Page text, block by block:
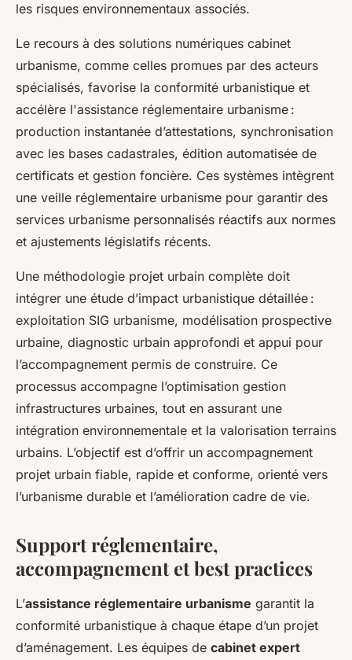
les risques environnementaux associés.
Le recours à des solutions numériques cabinet
urbanisme, comme celles promues par des acteurs
spécialisés, favorise la conformité urbanistique et
accélère l'assistance réglementaire urbanisme :
production instantanée d’attestations, synchronisation
avec les bases cadastrales, édition automatisée de
certificats et gestion foncière. Ces systèmes intègrent
une veille réglementaire urbanisme pour garantir des
services urbanisme personnalisés réactifs aux normes
et ajustements législatifs récents.
Une méthodologie projet urbain complète doit
intégrer une étude d’impact urbanistique détaillée :
exploitation SIG urbanisme, modélisation prospective
urbaine, diagnostic urbain approfondi et appui pour
l’accompagnement permis de construire. Ce
processus accompagne l’optimisation gestion
infrastructures urbaines, tout en assurant une
intégration environnementale et la valorisation terrains
urbains. L’objectif est d’offrir un accompagnement
projet urbain fiable, rapide et conforme, orienté vers
l’urbanisme durable et l’amélioration cadre de vie.
Support réglementaire,
accompagnement et best practices
L’assistance réglementaire urbanisme garantit la
conformité urbanistique à chaque étape d’un projet
d’aménagement. Les équipes de cabinet expert